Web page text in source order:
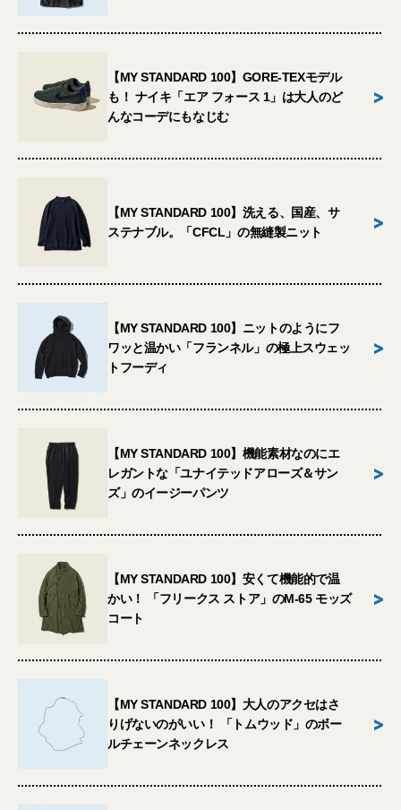
【MY STANDARD 100】GORE-TEXモデル
も！ ナイキ「エア フォース 1」は大人のど
んなコーデにもなじむ
>
【MY STANDARD 100】洗える、国産、サ
ステナブル。「CFCL」の無縫製ニット
>
【MY STANDARD 100】ニットのようにフ
ワッと温かい「フランネル」の極上スウェッ
トフーディ
>
【MY STANDARD 100】機能素材なのにエ
レガントな「ユナイテッドアローズ＆サン
ズ」のイージーパンツ
>
【MY STANDARD 100】安くて機能的で温
かい！ 「フリークス ストア」のM-65 モッズ
コート
>
【MY STANDARD 100】大人のアクセはさ
りげないのがいい！ 「トムウッド」のボー
ルチェーンネックレス
>